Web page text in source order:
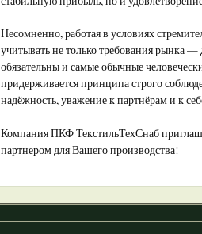
Несомненно, работая в условиях
учитывать не только требования рынка
обязательны и самые обычные
придерживается принципа строго
надёжность, уважение к партнёрам и к
Компания ПКФ ТекстильТехСнаб
партнером для Вашего производства!